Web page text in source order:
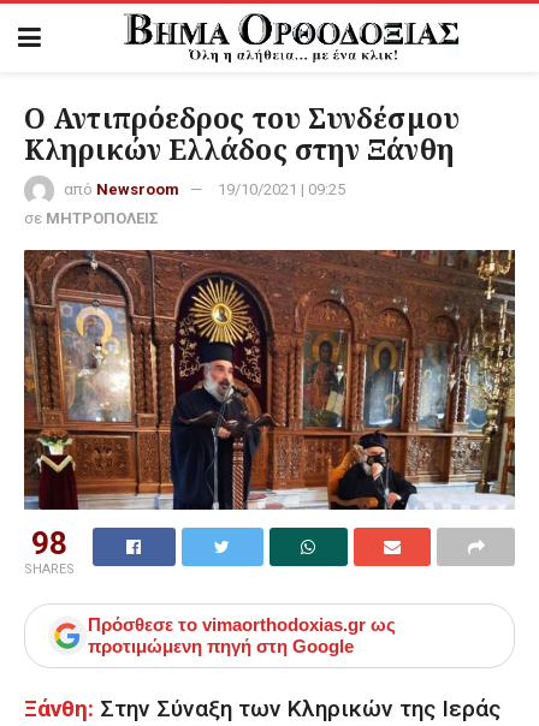
Ο Αντιπρόεδρος του Συνδέσμου
Κληρικών Ελλάδος στην Ξάνθη
από Newsroom
19/10/2021 | 09:25
σε ΜΗΤΡΟΠΟΛΕΙΣ
98
SHARES
Πρόσθεσε το vimaorthodoxias.gr ως
προτιμώμενη πηγή στη Google
Ξάνθη: Στην Σύναξη των Κληρικών της Ιεράς